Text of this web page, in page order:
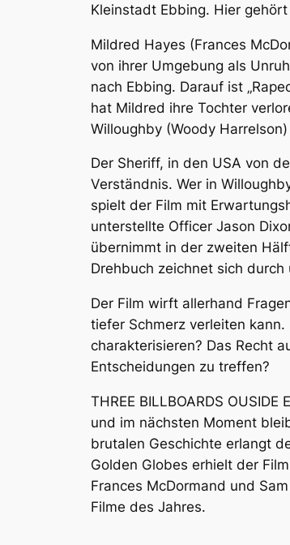
Kleinstadt Ebbing. Hier
Mildred Hayes (Frances
von ihrer Umgebung als
nach Ebbing. Darauf ist
hat Mildred ihre Tochter
Willoughby (Woody
Der Sheriff, in den USA von
Verständnis. Wer in
spielt der Film mit
unterstellte Officer Jason
übernimmt in der zweiten
Drehbuch zeichnet sich
Der Film wirft allerhand
tiefer Schmerz verleiten
charakterisieren? Das Recht
Entscheidungen zu treffen?
THREE BILLBOARDS
und im nächsten Moment
brutalen Geschichte erlangt
Golden Globes erhielt der
Frances McDormand und
Filme des Jahres.